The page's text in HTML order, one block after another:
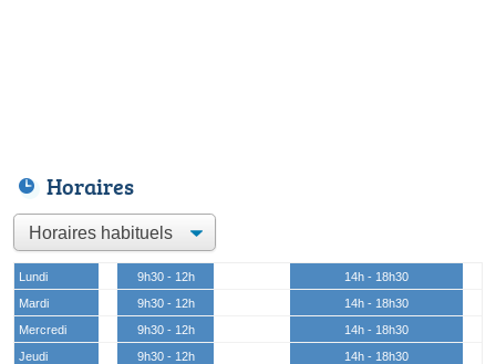
Horaires
Lundi 9h30 - 12h
14h - 18h30
Mardi
9h30 - 12h
14h - 18h30
Mercredi
9h30 - 12h
14h - 18h30
Jeudi
9h30 - 12h
14h - 18h30